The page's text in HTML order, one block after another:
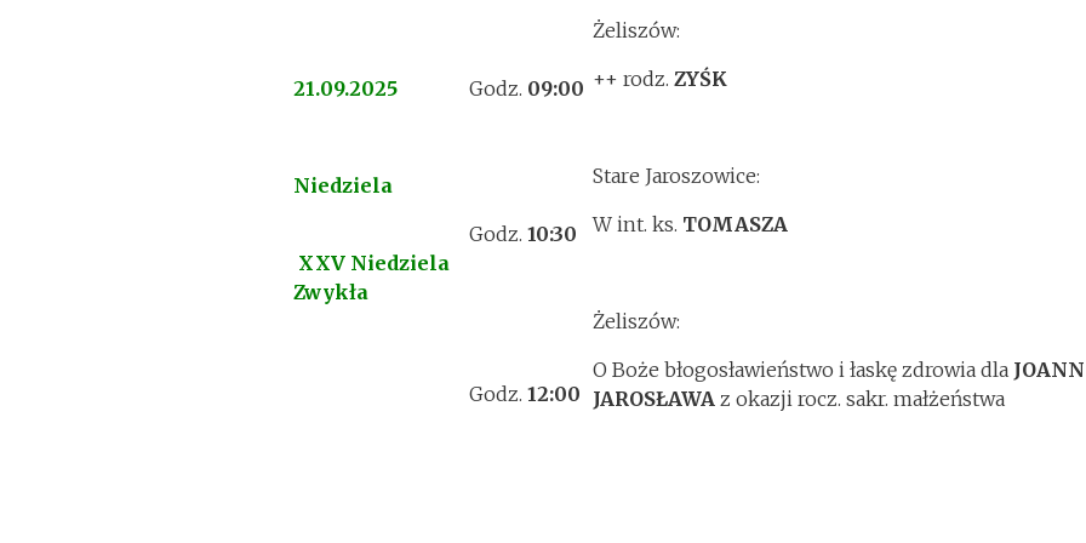
21.09.2025
Niedziela
XXV Niedziela
Zwykła
Godz. 09:00
Żeliszów:
++ rodz.ZYŚK
Godz.10:30
Stare Jaroszowice:
W int. ks. TOMASZA
Godz.12:00
Żeliszów:
O Boże błogosławieństwo i łaskę zdrowia dla
JAROSŁAWAz okazji rocz. sakr. małżeństwa